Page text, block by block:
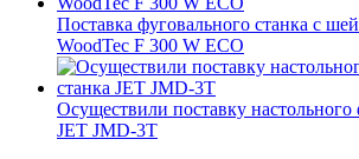
Поставка фуговального станка с
WoodTec F 300 W ECO
Осуществили поставку настольного
JET JMD-3T